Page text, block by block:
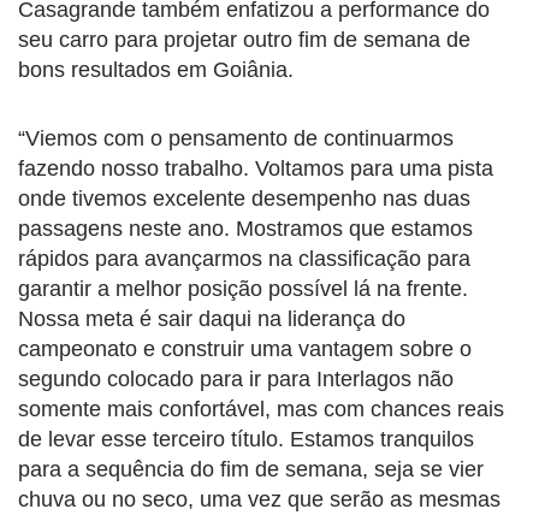
Casagrande também enfatizou a performance do
seu carro para projetar outro fim de semana de
bons resultados em Goiânia.
“Viemos com o pensamento de continuarmos
fazendo nosso trabalho. Voltamos para uma pista
onde tivemos excelente desempenho nas duas
passagens neste ano. Mostramos que estamos
rápidos para avançarmos na classificação para
garantir a melhor posição possível lá na frente.
Nossa meta é sair daqui na liderança do
campeonato e construir uma vantagem sobre o
segundo colocado para ir para Interlagos não
somente mais confortável, mas com chances reais
de levar esse terceiro título. Estamos tranquilos
para a sequência do fim de semana, seja se vier
chuva ou no seco, uma vez que serão as mesmas